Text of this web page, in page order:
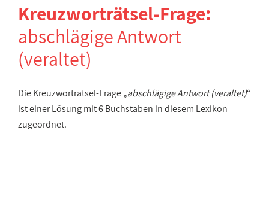
Kreuzworträtsel-Frage:
abschlägige Antwort
(veraltet)
Die Kreuzworträtsel-Frage „abschlägige Antwort (veraltet)“
ist einer Lösung mit 6 Buchstaben in diesem Lexikon
zugeordnet.